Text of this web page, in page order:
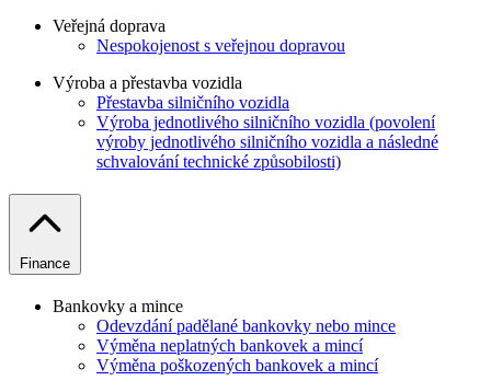
Veřejná doprava
Nespokojenost s veřejnou dopravou
Výroba a přestavba vozidla
Přestavba silničního vozidla
Výroba jednotlivého silničního vozidla (povolení
výroby jednotlivého silničního vozidla a následné
schvalování technické způsobilosti)
Finance
Bankovky a mince
Odevzdání padělané bankovky nebo mince
Výměna neplatných bankovek a mincí
Výměna poškozených bankovek a mincí